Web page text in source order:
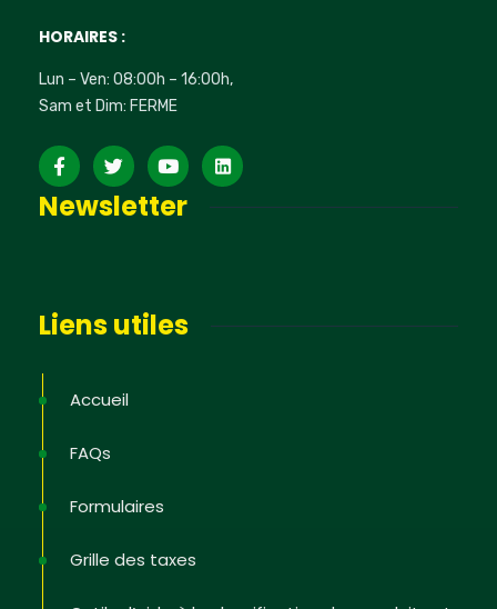
HORAIRES :
Lun – Ven: 08:00h – 16:00h,
Sam et Dim: FERME
Newsletter
Liens utiles
Accueil
FAQs
Formulaires
Grille des taxes